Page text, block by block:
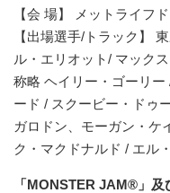
【会 場】 メットライフ
【出場選手/トラック】
ル・エリオット/ マック
称略 ヘイリー・ゴーリー
ード / スクービー・ドゥ
ガロドン、モーガン・ケ
ク・マクドナルド / エル
「MONSTER JAM® 」